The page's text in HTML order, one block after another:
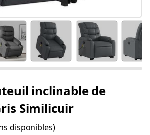
inclinable de
Similicuir
disponibles)